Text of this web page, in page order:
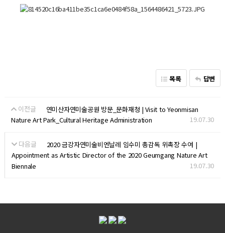
목록 답변
이전글
연미산자연미술공원 방문_문화재청 | Visit to Yeonmisan
Nature Art Park_Cultural Heritage Administration
19.07.30
다음글
2020 금강자연미술비엔날레 임수미 총감독 위촉장 수여 |
Appointment as Artistic Director of the 2020 Geumgang Nature Art
Biennale
19.07.30